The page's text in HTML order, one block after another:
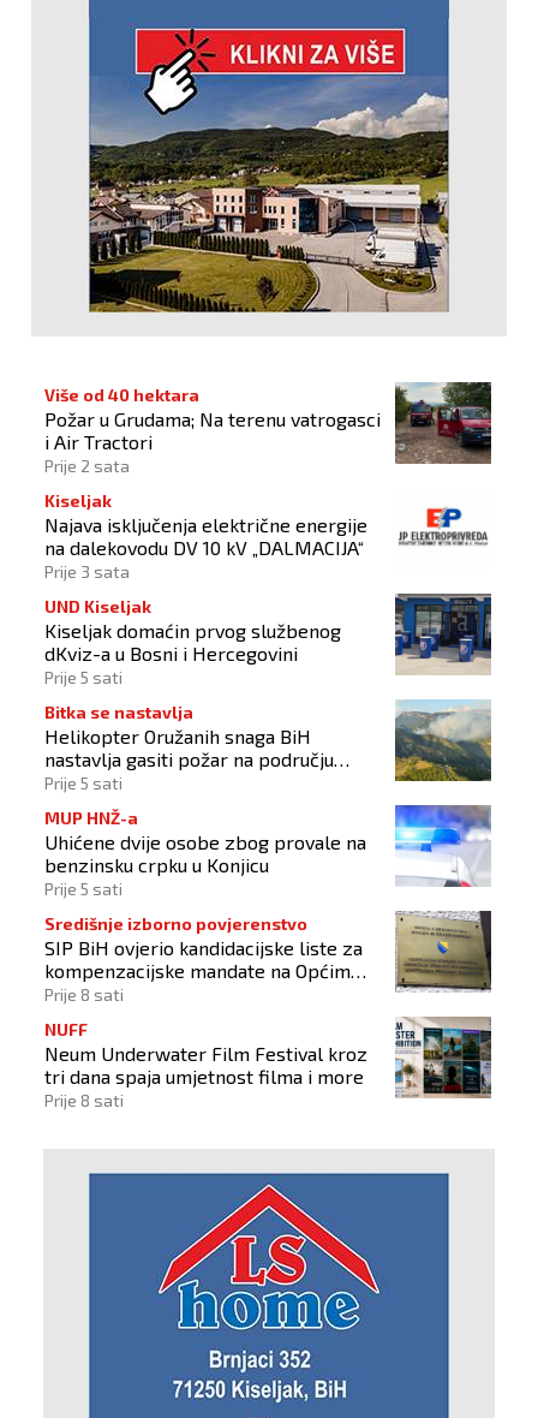
Više od 40 hektara
Požar u Grudama; Na terenu vatrogasci
i Air Tractori
Prije 2 sata
Kiseljak
Najava isključenja električne energije
na dalekovodu DV 10 kV „DALMACIJA“
Prije 3 sata
UND Kiseljak
Kiseljak domaćin prvog službenog
dKviz-a u Bosni i Hercegovini
Prije 5 sati
Bitka se nastavlja
Helikopter Oružanih snaga BiH
nastavlja gasiti požar na području
Konjica
Prije 5 sati
MUP HNŽ-a
Uhićene dvije osobe zbog provale na
benzinsku crpku u Konjicu
Prije 5 sati
Središnje izborno povjerenstvo
SIP BiH ovjerio kandidacijske liste za
kompenzacijske mandate na Općim
izborima 2026
Prije 8 sati
NUFF
Neum Underwater Film Festival kroz
tri dana spaja umjetnost filma i more
Prije 8 sati